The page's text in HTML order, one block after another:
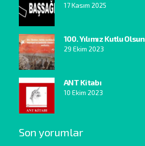
17 Kasım 2025
100. Yılımız Kutlu Olsun
29 Ekim 2023
ANT Kitabı
10 Ekim 2023
Son yorumlar